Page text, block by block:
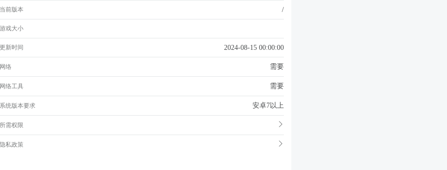
当前版本 /
游戏大小
更新时间 2024-08-15 00:00:00
网络 需要
网络工具 需要
系统版本要求 安卓7以上
所需权限
隐私政策